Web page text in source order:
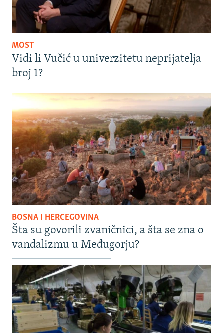
MOST
Vidi li Vučić u univerzitetu neprijatelja
broj 1?
BOSNA I HERCEGOVINA
Šta su govorili zvaničnici, a šta se zna o
vandalizmu u Međugorju?